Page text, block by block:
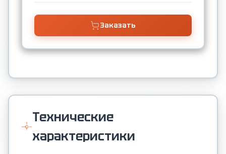
Заказать
Технические
характеристики